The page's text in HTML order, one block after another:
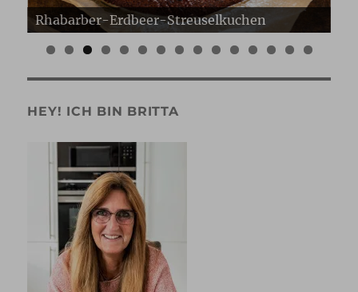
Erdbeer Gugelhupf
0 1 2 3 4 5
HEY! ICH BIN BRITTA